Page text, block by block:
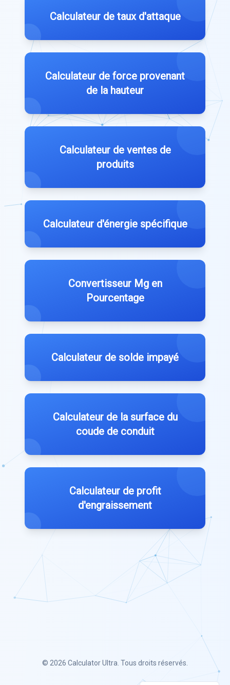
Calculateur de taux d'attaque
Calculateur de force provenant
de la hauteur
Calculateur de ventes de
produits
Calculateur d'énergie spécifique
Convertisseur Mg en
Pourcentage
Calculateur de solde impayé
Calculateur de la surface du
coude de conduit
Calculateur de profit
d'engraissement
© 2026 Calculator Ultra. Tous droits réservés.